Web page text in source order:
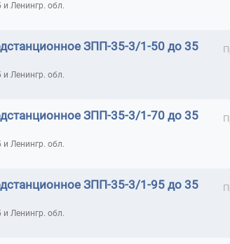
МЕДИЦИНСКИХ УЧРЕЖДЕНИЙ
ДВЕРИ
(KAPELLI)
БЕЛЫЕ
ДВЕРИ КАПЕЛЬ (KAPELLI) CLASSIC
МОНОКОЛОР
ДВЕРИ КАПЕЛЬ (KAPELLI)
С РЕГУЛИРУЕМОЙ АЛЮМ.КОРОБКОЙ
ДИЭЛЕКТРИЧЕСКИЕ КОВРЫ, ДОРОЖКИ
К ДВЕРЯМ КАПЕЛЬ
ДОЗИМЕТРЫ-
ЗАЗЕМЛЕНИЯ ПЕРЕНОСНЫЕ
Ленингр. обл.
ЗПП-35-3/1-50 до 35
Ленингр. обл.
ЗПП-35-3/1-70 до 35
Ленингр. обл.
ЗПП-35-3/1-95 до 35
Ленингр. обл.